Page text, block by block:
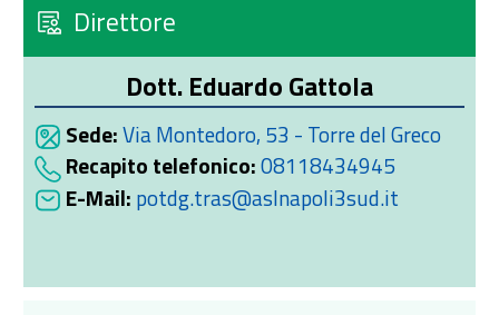
Direttore
Dott. Eduardo Gattola
Sede:Via Montedoro, 53 - Torre del Greco
Recapito telefonico:08118434945
E-Mail: potdg.tras@aslnapoli3sud.it